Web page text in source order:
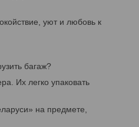
уют и любовь к
багаж?
Их легко упаковать
на предмете,